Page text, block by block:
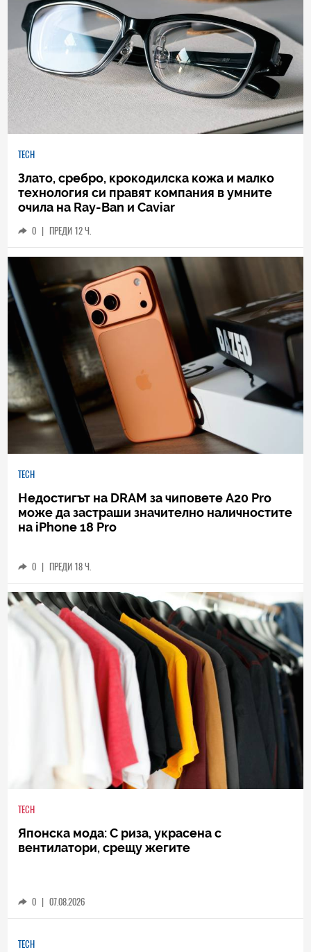
TECH
Злато, сребро, крокодилска кожа и малко
технология си правят компания в умните
очила на Ray-Ban и Caviar
0 | ПРЕДИ 12 Ч.
TECH
Недостигът на DRAM за чиповете A20 Pro
може да застраши значително наличностите
на iPhone 18 Pro
0 | ПРЕДИ 18 Ч.
TECH
Японска мода: С риза, украсена с
вентилатори, срещу жегите
0 | 07.08.2026
TECH